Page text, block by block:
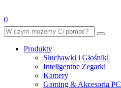
0
Produkty
Słuchawki i Głośniki
Inteligentne Zegarki
Kamery
Gaming & Akcesoria PC